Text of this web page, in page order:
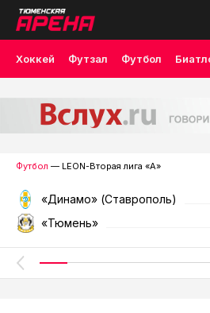
Хоккей Футзал Футбол
Футбол — LEON-Вторая лига «А»
«Динамо» (Ставрополь)
«Тюмень»